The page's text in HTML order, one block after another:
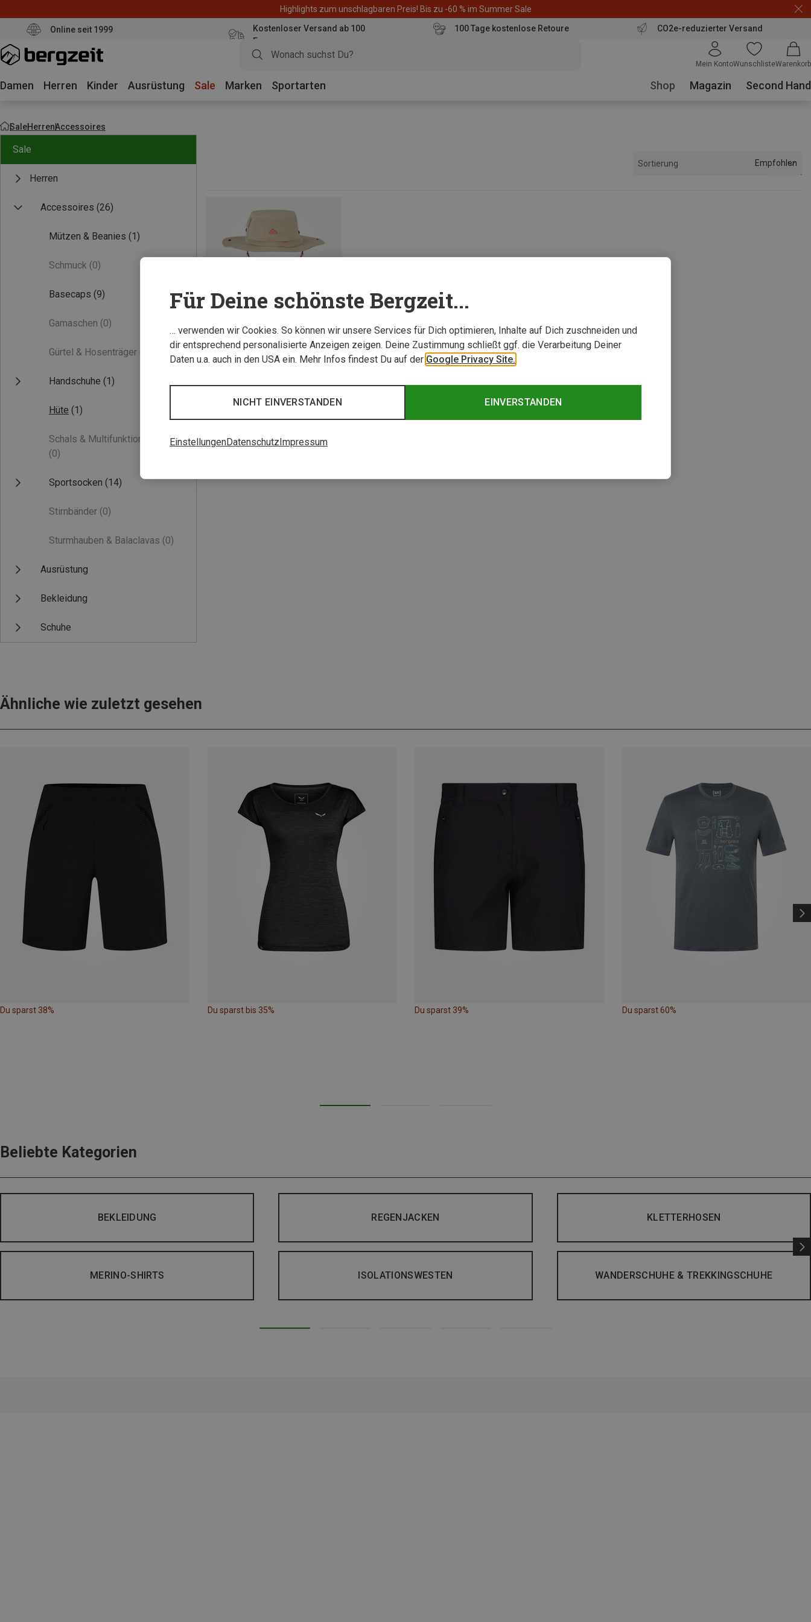
Highlights zum unschlagbaren Preis! Bis zu -60 % im Summer Sale
Online seit 1999
Kostenloser Versand ab 100
Euro
100 Tage kostenlose Retoure CO2e-reduzierter Versand
Mein KontoWunschlisteWarenkorb
Damen Herren Kinder Ausrüstung Sale Marken Sportarten Shop Magazin Second Hand
SaleHerrenAccessoires
Sale
Herren
Accessoires (26)
Mützen & Beanies (1)
Schmuck (0)
Basecaps (9)
Gamaschen (0)
Gürtel & Hosenträger
Handschuhe (1)
Hüte (1)
Schals & Multifunktionstücher
(0)
Sportsocken (14)
Stirnbänder (0)
Sturmhauben & Balaclavas (0)
Ausrüstung
Bekleidung
Schuhe
Sortierung Empfohlen
Du sparst 30%
Ähnliche wie zuletzt gesehen
Du sparst 38% Du sparst bis 35% Du sparst 39% Du sparst 60%
Beliebte Kategorien
BEKLEIDUNG REGENJACKEN KLETTERHOSEN
MERINO-SHIRTS ISOLATIONSWESTEN WANDERSCHUHE & TREKKINGSCHUHE
Für Deine schönste Bergzeit...
… verwenden wir Cookies. So können wir unsere Services für Dich optimieren, Inhalte auf Dich zuschneiden und
dir entsprechend personalisierte Anzeigen zeigen. Deine Zustimmung schließt ggf. die Verarbeitung Deiner
Daten u.a. auch in den USA ein. Mehr Infos findest Du auf der Google Privacy Site.
EINVERSTANDEN
NICHT EINVERSTANDEN
EinstellungenDatenschutzImpressum